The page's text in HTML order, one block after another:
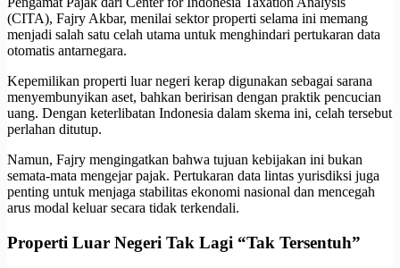
(CITA), Fajry Akbar, menilai sektor properti selama ini memang
menjadi salah satu celah utama untuk menghindari pertukaran data
otomatis antarnegara.
Kepemilikan properti luar negeri kerap digunakan sebagai sarana
menyembunyikan aset, bahkan beririsan dengan praktik pencucian
uang. Dengan keterlibatan Indonesia dalam skema ini, celah tersebut
perlahan ditutup.
Namun, Fajry mengingatkan bahwa tujuan kebijakan ini bukan
semata-mata mengejar pajak. Pertukaran data lintas yurisdiksi juga
penting untuk menjaga stabilitas ekonomi nasional dan mencegah
arus modal keluar secara tidak terkendali.
Properti Luar Negeri Tak Lagi “Tak Tersentuh”